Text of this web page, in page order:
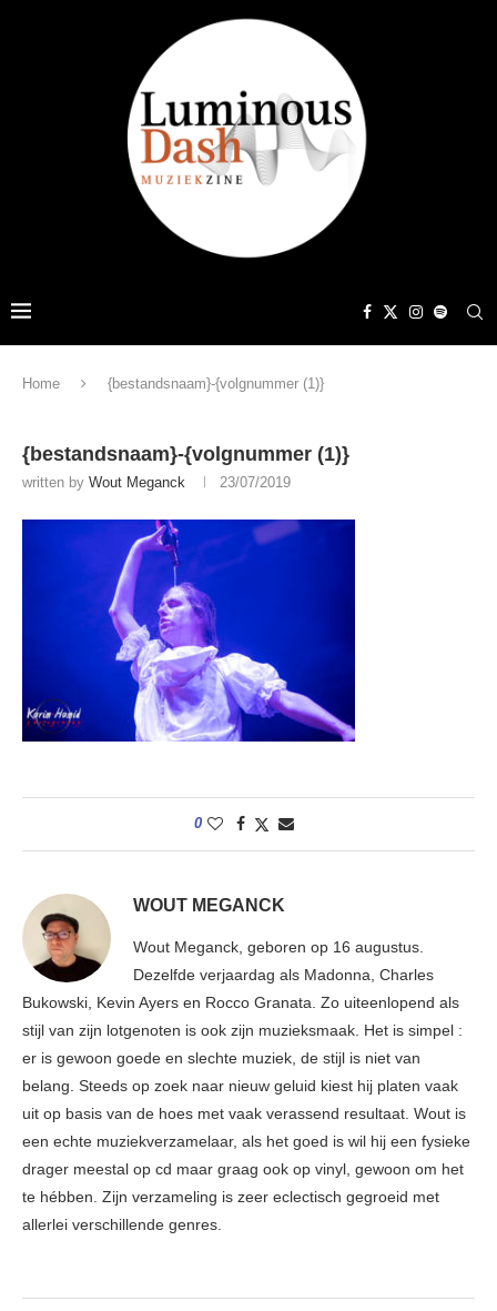
Home {bestandsnaam}-{volgnummer (1)}
{bestandsnaam}-{volgnummer (1)}
written by Wout Meganck 23/07/2019
0
WOUT MEGANCK
Wout Meganck, geboren op 16 augustus.
Dezelfde verjaardag als Madonna, Charles
Bukowski, Kevin Ayers en Rocco Granata. Zo uiteenlopend als
stijl van zijn lotgenoten is ook zijn muzieksmaak. Het is simpel :
er is gewoon goede en slechte muziek, de stijl is niet van
belang. Steeds op zoek naar nieuw geluid kiest hij platen vaak
uit op basis van de hoes met vaak verassend resultaat. Wout is
een echte muziekverzamelaar, als het goed is wil hij een fysieke
drager meestal op cd maar graag ook op vinyl, gewoon om het
te hébben. Zijn verzameling is zeer eclectisch gegroeid met
allerlei verschillende genres.